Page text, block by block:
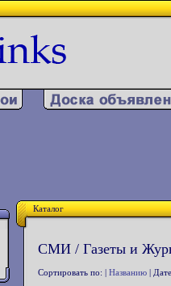
Каталог
СМИ / Газеты и
Сортировать по: | Названию |